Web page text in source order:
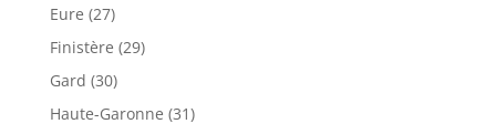
Eure (27)
Finistère (29)
Gard (30)
Haute-Garonne (31)